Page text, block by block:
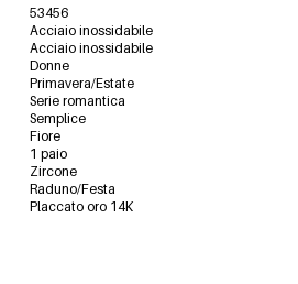
53456
Acciaio inossidabile
Acciaio inossidabile
Donne
Primavera/Estate
Serie romantica
Semplice
Fiore
1 paio
Zircone
Raduno/Festa
Placcato oro 14K